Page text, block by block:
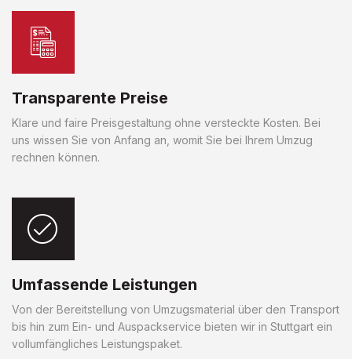
Transparente Preise
Klare und faire Preisgestaltung ohne versteckte Kosten. Bei
uns wissen Sie von Anfang an, womit Sie bei Ihrem Umzug
rechnen können.
Umfassende Leistungen
Von der Bereitstellung von Umzugsmaterial über den Transport
bis hin zum Ein- und Auspackservice bieten wir in Stuttgart ein
vollumfängliches Leistungspaket.